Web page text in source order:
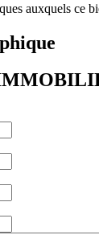
auxquels ce